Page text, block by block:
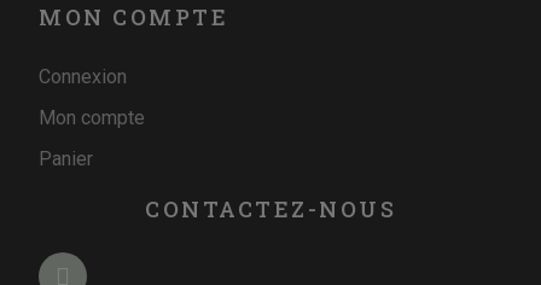
MON COMPTE
Connexion
Mon compte
Panier
CONTACTEZ-NOUS